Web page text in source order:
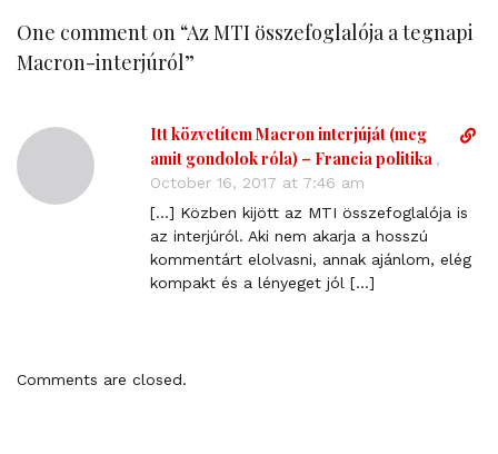
One comment on “Az MTI összefoglalója a tegnapi
Macron-interjúról”
Itt közvetítem Macron interjúját (meg
amit gondolok róla) – Francia politika ,
October 16, 2017 at 7:46 am
D
t
[…] Közben kijött az MTI összefoglalója is
az interjúról. Aki nem akarja a hosszú
kommentárt elolvasni, annak ajánlom, elég
kompakt és a lényeget jól […]
Comments are closed.